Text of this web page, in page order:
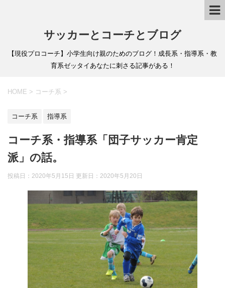
サッカーとコーチとブログ
【現役プロコーチ】小学生向け親のためのブログ！成長系・指導系・教
育系ゼッタイあなたに刺さる記事がある！
HOME > コーチ系 >
コーチ系 指導系
コーチ系・指導系「団子サッカー肯定
派」の話。
投稿日：2020年5月15日 更新日： 2020年5月20日